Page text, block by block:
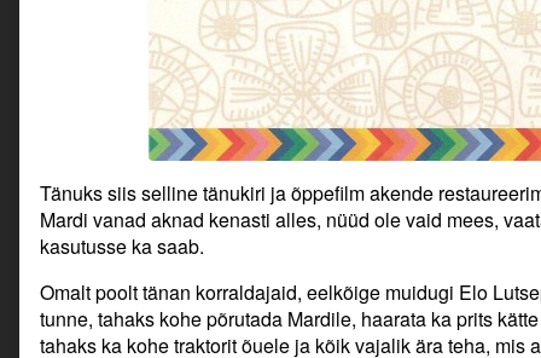
Tänuks siis selline tänukiri ja õppefilm akende
Mardi vanad aknad kenasti alles, nüüd ole vaid mees,
kasutusse ka saab.
Omalt poolt tänan korraldajaid, eelkõige muidugi Elo
tunne, tahaks kohe põrutada Mardile, haarata ka prits
tahaks ka kohe traktorit õuele ja kõik vajalik ära teha, mis